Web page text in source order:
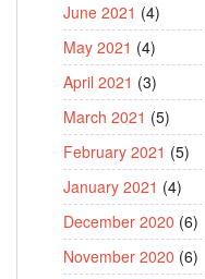
June 2021 (4)
May 2021 (4)
April 2021 (3)
March 2021 (5)
February 2021 (5)
January 2021 (4)
December 2020 (6)
November 2020 (6)